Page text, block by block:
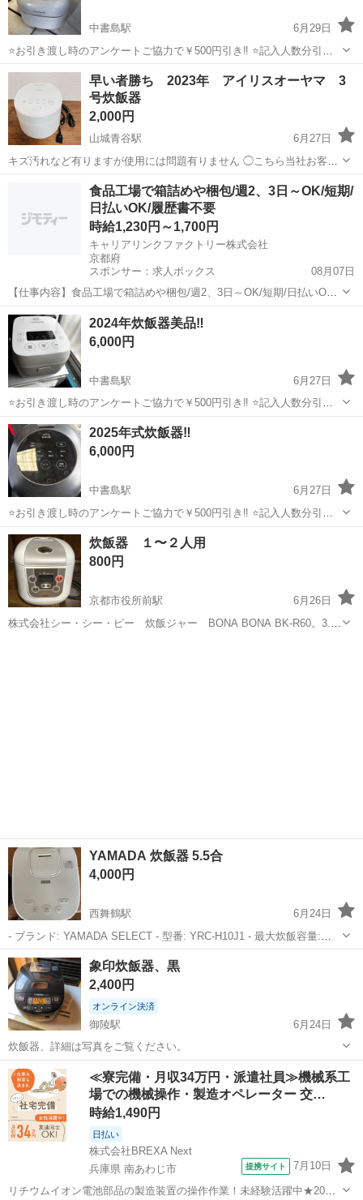
中書島駅
6月29日
⭐️お引き渡し時のアンケートご協力で￥500円引き‼️ ⭐️記入人数分引か
せていただきます‼️ (例外商品有) (記入いただいた際にその場で引かせ
ていただきます) ■商品情報 アイテム:炊飯器 ブランド : Panaso...
京都 京都市 中書島駅 キッチン家電 Panasonic
早い者勝ち 2023年 アイリスオーヤマ 3
号炊飯器
2,000円
山城青谷駅
6月27日
キズ汚れなど有りますが使用には問題有りません ◯こちら当社お客様
からのお引き取り買い取り品になります購入時期等詳しい詳細などは
不明になります ◯無料のものは当社経費の関係上、無人受け渡し商品
詳細等あれこれ質問有っても一切返...
山城青谷駅 キッチン家電
アイリスオーヤマ
食品工場で箱詰めや梱包/週2、3日～OK/短期/
日払いOK/履歴書不要
時給1,230円～1,700円
キャリアリンクファクトリー株式会社
京都府
スポンサー：求人ボックス
08月07日
【仕事内容】食品工場で箱詰めや梱包/週2、3日～OK/短期/日払いOK/
履歴書不要 <給与> 時給1230円～1700円 <勤務地> 京都府 京都市伏見
区 「社員を企業に派遣して終わり」ではありません/ 就業中のモチベ
ーション維持...
アルバイト・パート
2024年炊飯器美品‼️
6,000円
中書島駅
6月27日
⭐️お引き渡し時のアンケートご協力で￥500円引き‼️ ⭐️記入人数分引か
せていただきます‼️ (例外商品有) (記入いただいた際にその場で引かせ
ていただきます) ■商品情報 アイテム:ガスコンロ ブランド : あまだ
な...
京都 京都市 中書島駅 キッチン家電
2025年式炊飯器‼️
6,000円
中書島駅
6月27日
⭐️お引き渡し時のアンケートご協力で￥500円引き‼️ ⭐️記入人数分引か
せていただきます‼️ (例外商品有) (記入いただいた際にその場で引かせ
ていただきます) ■商品情報 アイテム:炊飯器 ブランド : ヤマダ カラ...
京都 京都市 中書島駅 キッチン家電
炊飯器 １〜２人用
800円
京都市役所前駅
6月26日
株式会社シー・シー・ピー 炊飯ジャー BONA BONA BK-R60。3.5
YAMADA 炊飯器 5.5合
4,000円
西舞鶴駅
6月24日
- ブランド: YAMADA SELECT - 型番: YRC-H10J1 - 最大炊飯容量:
1.0L - 定格電圧: 100V - 消費電力: 1130W - 製造年: 2021年製 ・5.5合炊
飯 ・2年間使用 ・使...
京都 舞鶴市 西舞鶴駅 キッチン家電
象印炊飯器、黒
2,400円
オンライン決済
御陵駅
6月24日
炊飯器、詳細は写真をご覧ください。
京都 京都市 御陵駅 キッチン家電
≪寮完備・月収34万円・派遣社員≫機械系工
場での機械操作・製造オペレーター 交…
時給1,490円
日払い
株式会社BREXA Next
兵庫県 南あわじ市
提携サイト 7月10日
リチウムイオン電池部品の製造装置の操作作業！未経験活躍中★20～